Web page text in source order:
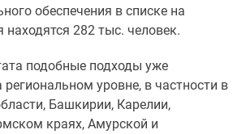
обеспечения в списке на
находятся 282 тыс. человек.
подобные подходы уже
региональном уровне, в частности в
Башкирии, Карелии,
краях, Амурской и